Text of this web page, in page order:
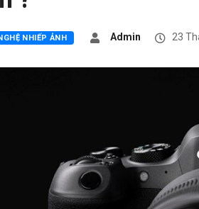
NHIẾP ẢNH Admin 23